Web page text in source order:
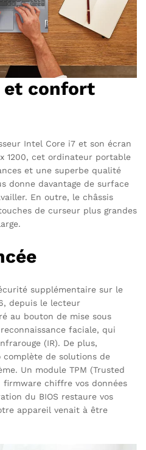
et confort
Intel Core i7 et son écran
1200, cet ordinateur portable
et une superbe qualité
donne davantage de surface
En outre, le châssis
de curseur plus grandes
supplémentaire sur le
depuis le lecteur
au bouton de mise sous
faciale, qui
(IR). De plus,
complète de solutions de
Un module TPM (Trusted
firmware chiffre vos données
du BIOS restaure vos
appareil venait à être